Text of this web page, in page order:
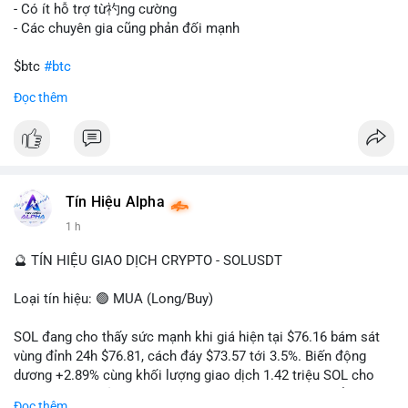
gây sốc thanh khoản tức thời, nhưng vẫn đủ sức tạo biến động
tâm lý ngắn hạn nếu hướng đến sàn tập trung.
Lời khuyên cho nhà đầu tư nhỏ lẻ:
hướng đi của dòng tiền. Tránh hành động theo cảm xúc, ưu
rõ ràng về đích đến của số BTC này.
#dongtienlon
- Có ít hỗ trợ từ礿ng cường
- Các chuyên gia cũng phản đối mạnh
$btc #btc
#vlikevn
📰 Nguồn: CoinDesk
Đọc thêm
Tín Hiệu Alpha
1 h
🔮 TÍN HIỆU GIAO DỊCH CRYPTO - SOLUSDT
Loại tín hiệu: 🟢 MUA (Long/Buy)
SOL đang cho thấy sức mạnh khi giá hiện tại $76.16 bám sát
vùng đỉnh 24h $76.81, cách đáy $73.57 tới 3.5%. Biến động
dương +2.89% cùng khối lượng giao dịch 1.42 triệu SOL cho